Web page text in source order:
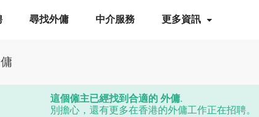
尋找外傭 中介服務 更多資訊
這個僱主已經找到合適的 外傭.
別擔心，還有更多在香港的外傭工作正在招聘。